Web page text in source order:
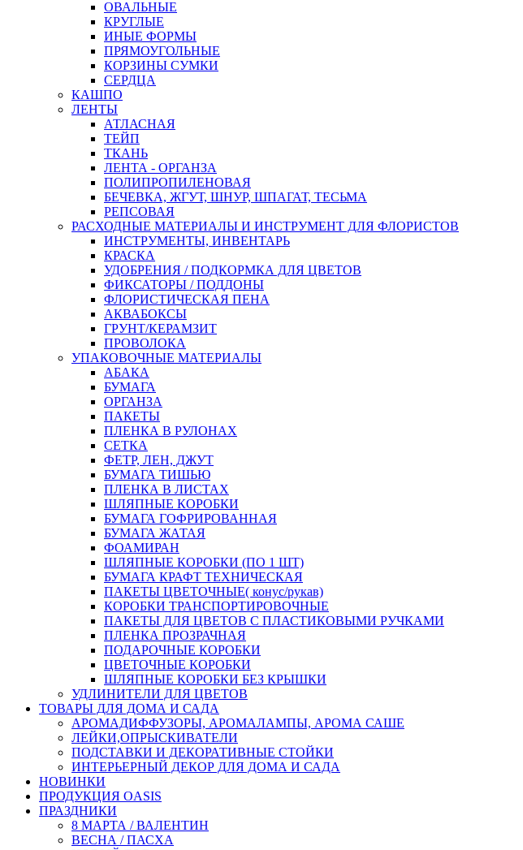
ОВАЛЬНЫЕ
КРУГЛЫЕ
ИНЫЕ ФОРМЫ
ПРЯМОУГОЛЬНЫЕ
КОРЗИНЫ СУМКИ
СЕРДЦА
КАШПО
ЛЕНТЫ
АТЛАСНАЯ
ТЕЙП
ТКАНЬ
ЛЕНТА - ОРГАНЗА
ПОЛИПРОПИЛЕНОВАЯ
БЕЧЕВКА, ЖГУТ, ШНУР, ШПАГАТ, ТЕСЬМА
РЕПСОВАЯ
РАСХОДНЫЕ МАТЕРИАЛЫ И ИНСТРУМЕНТ ДЛЯ ФЛОРИСТОВ
ИНСТРУМЕНТЫ, ИНВЕНТАРЬ
КРАСКА
УДОБРЕНИЯ / ПОДКОРМКА ДЛЯ ЦВЕТОВ
ФИКСАТОРЫ / ПОДДОНЫ
ФЛОРИСТИЧЕСКАЯ ПЕНА
АКВАБОКСЫ
ГРУНТ/КЕРАМЗИТ
ПРОВОЛОКА
УПАКОВОЧНЫЕ МАТЕРИАЛЫ
АБАКА
БУМАГА
ОРГАНЗА
ПАКЕТЫ
ПЛЕНКА В РУЛОНАХ
СЕТКА
ФЕТР, ЛЕН, ДЖУТ
БУМАГА ТИШЬЮ
ПЛЕНКА В ЛИСТАХ
ШЛЯПНЫЕ КОРОБКИ
БУМАГА ГОФРИРОВАННАЯ
БУМАГА ЖАТАЯ
ФОАМИРАН
ШЛЯПНЫЕ КОРОБКИ (ПО 1 ШТ)
БУМАГА КРАФТ ТЕХНИЧЕСКАЯ
ПАКЕТЫ ЦВЕТОЧНЫЕ( конус/рукав)
КОРОБКИ ТРАНСПОРТИРОВОЧНЫЕ
ПАКЕТЫ ДЛЯ ЦВЕТОВ С ПЛАСТИКОВЫМИ РУЧКАМИ
ПЛЕНКА ПРОЗРАЧНАЯ
ПОДАРОЧНЫЕ КОРОБКИ
ЦВЕТОЧНЫЕ КОРОБКИ
ШЛЯПНЫЕ КОРОБКИ БЕЗ КРЫШКИ
УДЛИНИТЕЛИ ДЛЯ ЦВЕТОВ
ТОВАРЫ ДЛЯ ДОМА И САДА
АРОМАДИФФУЗОРЫ, АРОМАЛАМПЫ, АРОМА САШЕ
ЛЕЙКИ,ОПРЫСКИВАТЕЛИ
ПОДСТАВКИ И ДЕКОРАТИВНЫЕ СТОЙКИ
ИНТЕРЬЕРНЫЙ ДЕКОР ДЛЯ ДОМА И САДА
НОВИНКИ
ПРОДУКЦИЯ OASIS
ПРАЗДНИКИ
8 МАРТА / ВАЛЕНТИН
ВЕСНА / ПАСХА